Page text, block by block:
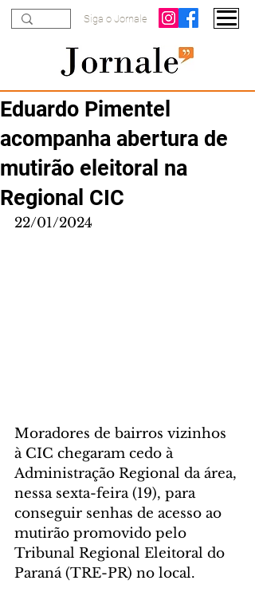
Siga o Jornale
Eduardo Pimentel
acompanha abertura de
mutirão eleitoral na
Regional CIC
22/01/2024
Moradores de bairros vizinhos
à CIC chegaram cedo à
Administração Regional da área,
nessa sexta-feira (19), para
conseguir senhas de acesso ao
mutirão promovido pelo
Tribunal Regional Eleitoral do
Paraná (TRE-PR) no local.